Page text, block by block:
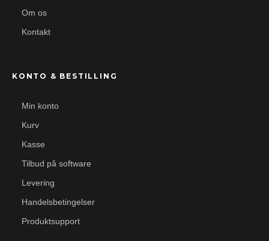
Om os
Kontakt
KONTO & BESTILLING
Min konto
Kurv
Kasse
Tilbud på software
Levering
Handelsbetingelser
Produktsupport